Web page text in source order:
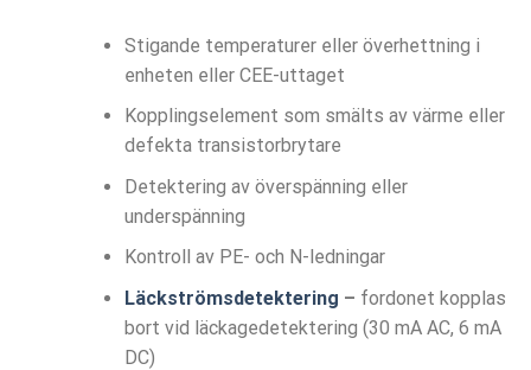
Stigande temperaturer eller överhettning i
enheten eller CEE-uttaget
Kopplingselement som smälts av värme eller
defekta transistorbrytare
Detektering av överspänning eller
underspänning
Kontroll av PE- och N-ledningar
Läckströmsdetektering – fordonet kopplas
bort vid läckagedetektering (30 mA AC, 6 mA
DC)